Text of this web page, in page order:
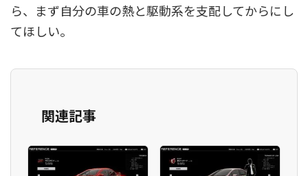
ら、まず自分の車の熱と駆動系を支配してからにし
てほしい。
関連記事